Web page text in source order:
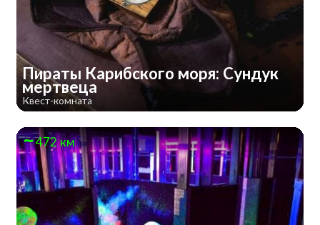
Пираты Карибского моря: Сундук
мертвеца
Квест-комната
472 км